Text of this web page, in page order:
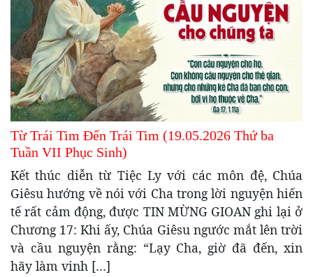
Từ Trái Tim Đến Trái Tim (19.05.2026 Thứ ba
Tuần VII Phục Sinh)
Kết thúc diễn từ Tiệc Ly với các môn đệ, Chúa
Giêsu hướng về nói với Cha trong lời nguyện hiến
tế rất cảm động, được TIN MỪNG GIOAN ghi lại ở
Chương 17: Khi ấy, Chúa Giêsu ngước mắt lên trời
và cầu nguyện rằng: “Lạy Cha, giờ đã đến, xin
hãy làm vinh […]